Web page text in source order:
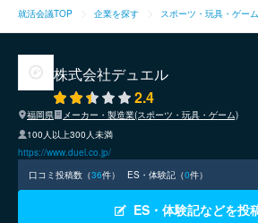
就活会議TOP 企業を探す スポーツ・玩具・ゲー
株式会社デュエル
2.4
福岡県
メーカー・製造業(スポーツ・玩具・ゲーム)
100人以上300人未満
https://www.duel.co.jp/
口コミ投稿数（36件） ES・体験記（0件）
ES・体験記などを投